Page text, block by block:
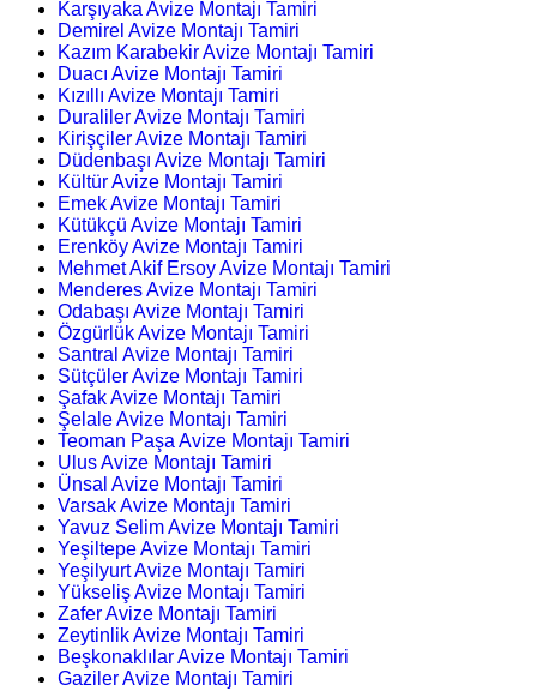
Karşıyaka Avize Montajı Tamiri
Demirel Avize Montajı Tamiri
Kazım Karabekir Avize Montajı Tamiri
Duacı Avize Montajı Tamiri
Kızıllı Avize Montajı Tamiri
Duraliler Avize Montajı Tamiri
Kirişçiler Avize Montajı Tamiri
Düdenbaşı Avize Montajı Tamiri
Kültür Avize Montajı Tamiri
Emek Avize Montajı Tamiri
Kütükçü Avize Montajı Tamiri
Erenköy Avize Montajı Tamiri
Mehmet Akif Ersoy Avize Montajı Tamiri
Menderes Avize Montajı Tamiri
Odabaşı Avize Montajı Tamiri
Özgürlük Avize Montajı Tamiri
Santral Avize Montajı Tamiri
Sütçüler Avize Montajı Tamiri
Şafak Avize Montajı Tamiri
Şelale Avize Montajı Tamiri
Teoman Paşa Avize Montajı Tamiri
Ulus Avize Montajı Tamiri
Ünsal Avize Montajı Tamiri
Varsak Avize Montajı Tamiri
Yavuz Selim Avize Montajı Tamiri
Yeşiltepe Avize Montajı Tamiri
Yeşilyurt Avize Montajı Tamiri
Yükseliş Avize Montajı Tamiri
Zafer Avize Montajı Tamiri
Zeytinlik Avize Montajı Tamiri
Beşkonaklılar Avize Montajı Tamiri
Gaziler Avize Montajı Tamiri